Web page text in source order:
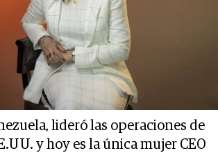
lideró las operaciones de
y hoy es la única mujer CEO